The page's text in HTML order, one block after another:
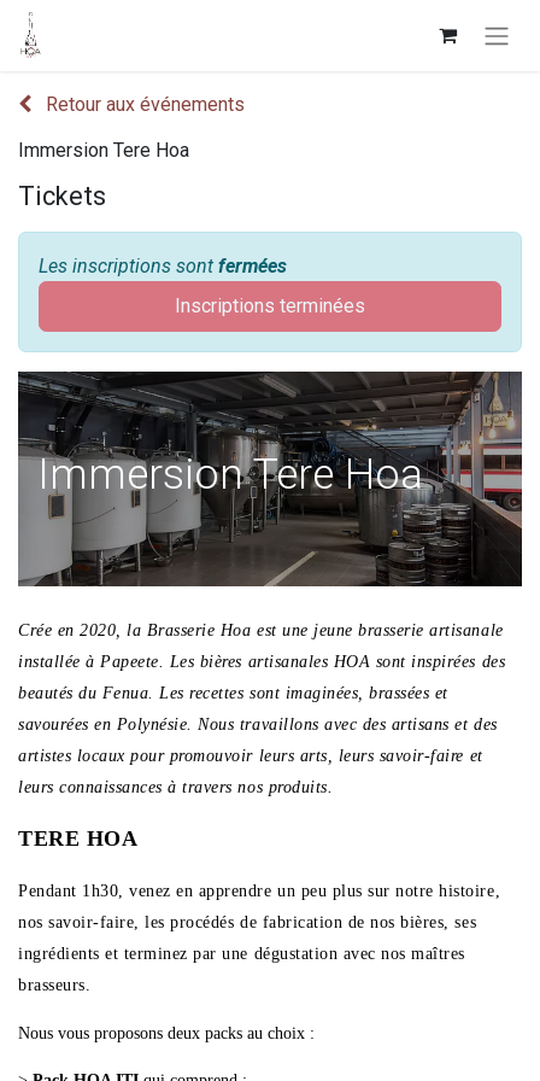
Retour aux événements
Immersion Tere Hoa
Tickets
Les inscriptions sont fermées
Inscriptions terminées
Immersion Tere Hoa
Crée en 2020, la Brasserie Hoa est une jeune brasserie artisanale
installée à Papeete. Les bières artisanales HOA sont inspirées des
beautés du Fenua. Les recettes sont imaginées, brassées et
savourées en Polynésie. Nous travaillons avec des artisans et des
artistes locaux pour promouvoir leurs arts, leurs savoir-faire et
leurs connaissances à travers nos produits.
TERE HOA
Pendant 1h30, venez en apprendre un peu plus sur notre histoire,
nos savoir-faire, les procédés de fabrication de nos bières, ses
ingrédients et terminez par une dégustation avec nos maîtres
brasseurs.
Nous vous proposons deux packs au choix :